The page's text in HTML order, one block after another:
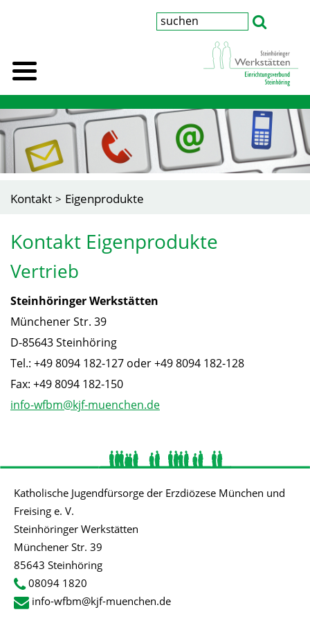
Kontakt Eigenprodukte
Kontakt Eigenprodukte
Vertrieb
Steinhöringer Werkstätten
Münchener Str. 39
D-85643 Steinhöring
Tel.: +49 8094 182-127 oder +49 8094 182-128
Fax: +49 8094 182-150
info-wfbm@kjf-muenchen.de
Katholische Jugendfürsorge der Erzdiözese München und
Freising e. V.
Steinhöringer Werkstätten
Münchener Str. 39
85643 Steinhöring
08094 1820
info-wfbm@kjf-muenchen.de